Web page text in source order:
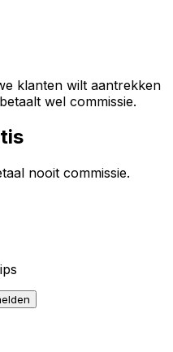
klanten wilt aantrekken
wel commissie.
nooit commissie.